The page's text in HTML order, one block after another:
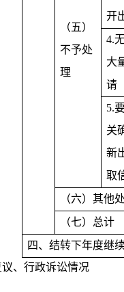
（五）
不予处
理
开
4.
大
请
5.
关
新
取
（六）其他
（七）总计
四、结转下年度继
、行政诉讼情况